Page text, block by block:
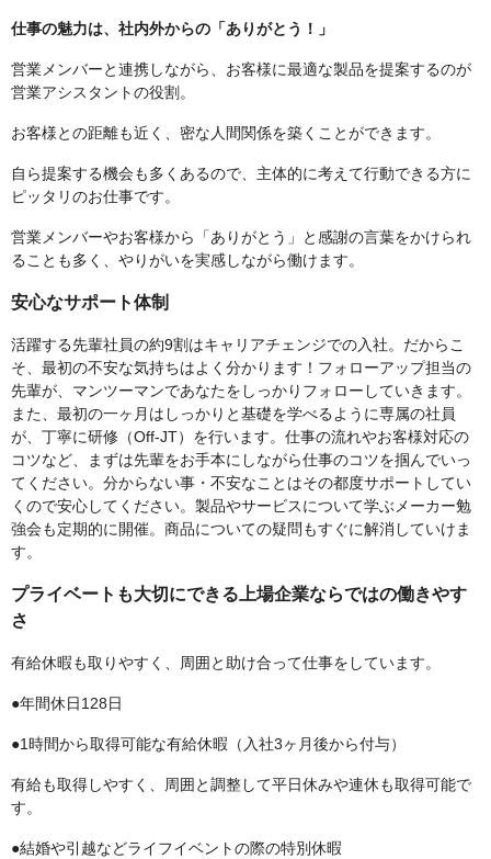
仕事の魅力は、社内外からの「ありがとう！」
営業メンバーと連携しながら、お客様に最適な製品を提案するのが
営業アシスタントの役割。
お客様との距離も近く、密な人間関係を築くことができます。
自ら提案する機会も多くあるので、主体的に考えて行動できる方に
ピッタリのお仕事です。
営業メンバーやお客様から「ありがとう」と感謝の言葉をかけられ
ることも多く、やりがいを実感しながら働けます。
安心なサポート体制
活躍する先輩社員の約9割はキャリアチェンジでの入社。だからこ
そ、最初の不安な気持ちはよく分かります！フォローアップ担当の
先輩が、マンツーマンであなたをしっかりフォローしていきます。
また、最初の一ヶ月はしっかりと基礎を学べるように専属の社員
が、丁寧に研修（Off-JT）を行います。仕事の流れやお客様対応の
コツなど、まずは先輩をお手本にしながら仕事のコツを掴んでいっ
てください。分からない事・不安なことはその都度サポートしてい
くので安心してください。製品やサービスについて学ぶメーカー勉
強会も定期的に開催。商品についての疑問もすぐに解消していけま
す。
プライベートも大切にできる上場企業ならではの働きやす
さ
有給休暇も取りやすく、周囲と助け合って仕事をしています。
●年間休日128日
●1時間から取得可能な有給休暇（入社3ヶ月後から付与）
有給も取得しやすく、周囲と調整して平日休みや連休も取得可能で
す。
●結婚や引越などライフイベントの際の特別休暇